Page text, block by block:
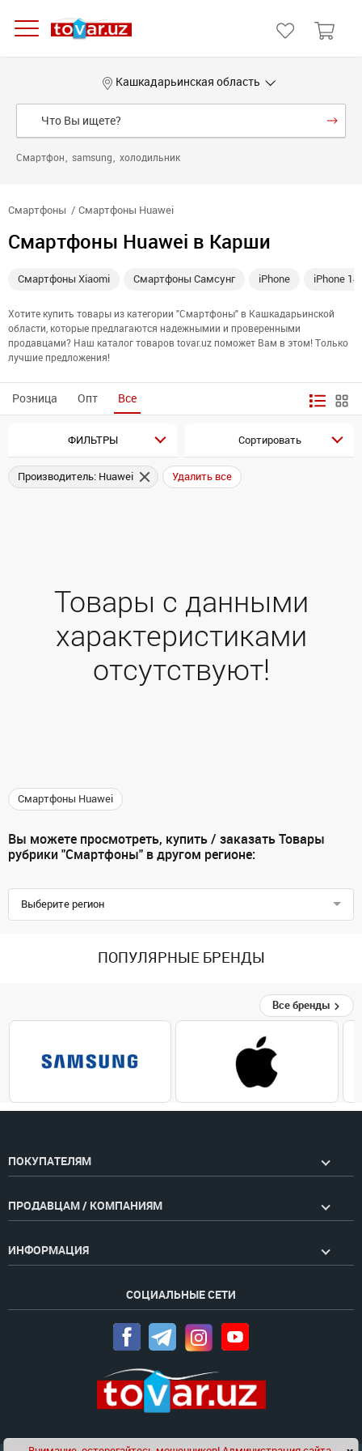
Кашкадарьинская область
Смартфон samsung холодильник
Смартфоны Смартфоны Huawei
Смартфоны Huawei в Карши
Смартфоны Xiaomi Смартфоны Самсунг iPhone iPhone 14
Хотите купить товары из категории "Смартфоны" в Кашкадарьинской
области, которые предлагаются надежнымии и проверенными
продавцами? Наш каталог товаров tovar.uz поможет Вам в этом! Только
лучшие предложения!
Розница Опт Все
ФИЛЬТРЫ Сортировать
Производитель: Huawei Удалить все
Товары с данными
характеристиками
отсутствуют!
Смартфоны Huawei
Вы можете просмотреть, купить / заказать Товары
рубрики "Смартфоны" в другом регионе:
Выберите регион
ПОПУЛЯРНЫЕ БРЕНДЫ
Все бренды
ПОКУПАТЕЛЯМ
ПРОДАВЦАМ / КОМПАНИЯМ
ИНФОРМАЦИЯ
СОЦИАЛЬНЫЕ СЕТИ